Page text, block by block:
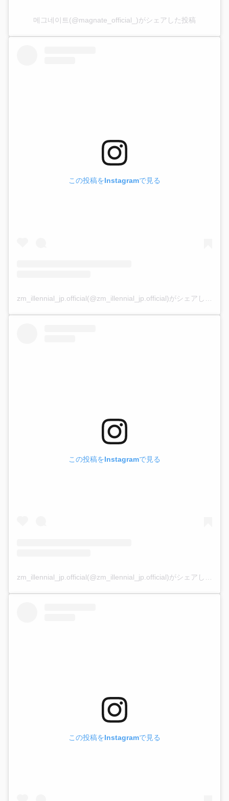
메그네이트(@magnate_official_)がシェアした投稿
この投稿をInstagramで見る
zm_illennial_jp.official(@zm_illennial_jp.official)がシェアした投稿
この投稿をInstagramで見る
zm_illennial_jp.official(@zm_illennial_jp.official)がシェアした投稿
この投稿をInstagramで見る